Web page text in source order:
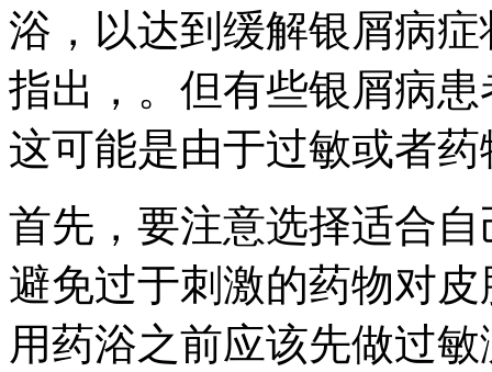
浴，以达到缓解银屑病
指出，。但有些银屑病
这可能是由于过敏或者
首先，要注意选择适合
避免过于刺激的药物对
用药浴之前应该先做过